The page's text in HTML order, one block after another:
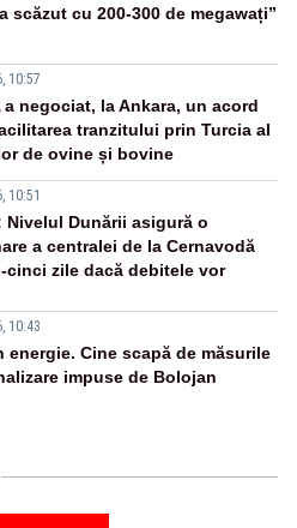
scăzut cu 200-300 de megawați”
10:57
a negociat, la Ankara, un acord
tranzitului prin Turcia al
de ovine și bovine
10:51
Nivelul Dunării asigură o
a centralei de la Cernavodă
cinci zile dacă debitele vor
10:43
energie. Cine scapă de măsurile
impuse de Bolojan